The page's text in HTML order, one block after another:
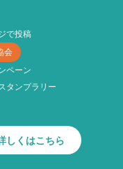
で投稿
会
ペーン
タンプラリー
しくはこちら